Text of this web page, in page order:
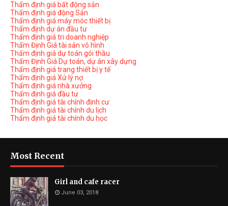
Thẩm định giá bất động sản
Thẩm định giá động Sản
Thẩm định giá máy móc thiết bị
Thẩm định dự án đầu tư
Thẩm định giá tri doanh nghiệp
Thẩm Định Giá tài sản vô hình
Thẩm định giá dự toán gói thầu
Thẩm Định Giá Dự toán, dự án xây dựng
Thẩm định giá trang thiết bị y tế
Thẩm định giá Xử lý nợ
Thẩm định giá nhà xưởng
Thẩm định giá đầu tư
Thẩm định giá tài chính định cư
Thẩm định giá tài chính du lịch
Thẩm định giá tài chính du học
Most Recent
Girl and cafe racer
June 03, 2018